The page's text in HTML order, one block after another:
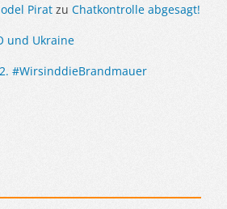
Pirat zu Chatkontrolle abgesagt!
und Ukraine
#WirsinddieBrandmauer